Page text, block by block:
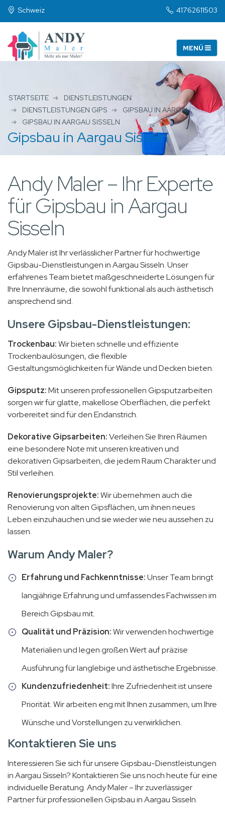
Schweiz 41762611503
STARTSEITE
DIENSTLEISTUNGEN
DIENSTLEISTUNGEN GIPS
GIPSBAU IN AARGAU
GIPSBAU IN AARGAU SISSELN
Gipsbau in Aargau Sisseln
Andy Maler – Ihr Experte
für Gipsbau in Aargau
Sisseln
Andy Maler ist Ihr verlässlicher Partner für hochwertige
Gipsbau-Dienstleistungen in Aargau Sisseln. Unser
erfahrenes Team bietet maßgeschneiderte Lösungen für
Ihre Innenräume, die sowohl funktional als auch ästhetisch
ansprechend sind.
Unsere Gipsbau-Dienstleistungen:
Trockenbau:Wir bieten schnelle und effiziente
Trockenbaulösungen, die flexible
Gestaltungsmöglichkeiten für Wände und Decken bieten.
Gipsputz:Mit unseren professionellen Gipsputzarbeiten
sorgen wir für glatte, makellose Oberflächen, die perfekt
vorbereitet sind für den Endanstrich.
Dekorative Gipsarbeiten:Verleihen Sie Ihren Räumen
eine besondere Note mit unseren kreativen und
dekorativen Gipsarbeiten, die jedem Raum Charakter und
Stil verleihen.
Renovierungsprojekte:Wir übernehmen auch die
Renovierung von alten Gipsflächen, um ihnen neues
Leben einzuhauchen und sie wieder wie neu aussehen zu
lassen.
Warum Andy Maler?
Erfahrung und Fachkenntnisse:Unser Team bringt
langjährige Erfahrung und umfassendes Fachwissen im
Bereich Gipsbau mit.
Qualität und Präzision:Wir verwenden hochwertige
Materialien und legen großen Wert auf präzise
Ausführung für langlebige und ästhetische Ergebnisse.
Kundenzufriedenheit:Ihre Zufriedenheit ist unsere
Priorität. Wir arbeiten eng mit Ihnen zusammen, um Ihre
Wünsche und Vorstellungen zu verwirklichen.
Kontaktieren Sie uns
Interessieren Sie sich für unsere Gipsbau-Dienstleistungen
in Aargau Sisseln? Kontaktieren Sie uns noch heute für eine
individuelle Beratung. Andy Maler – Ihr zuverlässiger
Partner für professionellen Gipsbau in Aargau Sisseln.